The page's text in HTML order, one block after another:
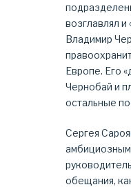
возглавлял
Владимир
Европе. Его
Чернобай и
остальные
Сергея
обещания,